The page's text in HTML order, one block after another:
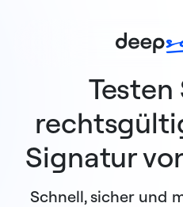
Testen
Signatur
Schnell, sicher und